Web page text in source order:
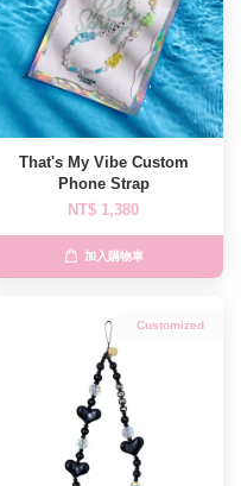
That's My Vibe Custom
Phone Strap
NT$ 1,380
加入購物車
Customized